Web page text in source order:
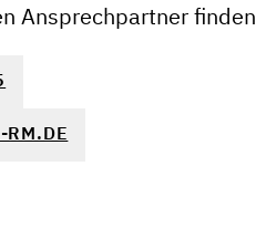
Ansprechpartner finden
RM.DE